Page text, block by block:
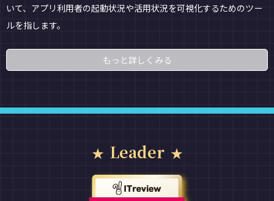
いて、アプリ利用者の起動状況や活用状況を可視化するためのツー
ルを指します。
もっと詳しくみる
Leader